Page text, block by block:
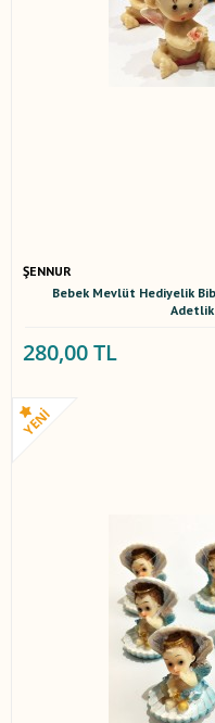
ŞENNUR
Bebek Mevlüt Hediyelik
280,00 TL